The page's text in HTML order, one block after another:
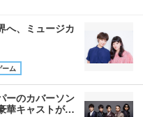
へ、ミュージカ
ーム
ーのカバーソン
華キャストが…